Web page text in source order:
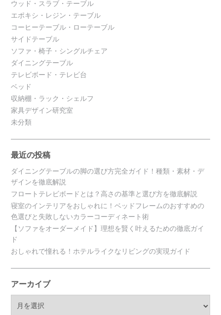
ウッド・スラブ・テーブル
エポキシ・レジン・テーブル
コーヒーテーブル・ローテーブル
サイドテーブル
ソファ・椅子・シングルチェア
ダイニングテーブル
テレビボード・テレビ台
ベッド
収納棚・ラック・シェルフ
家具デザイン研究室
未分類
最近の投稿
ダイニングテーブルの脚の選び方完全ガイド！種類・素材・デ
ザインを徹底解説
フロートテレビボードとは？高さの基準と選び方を徹底解説
寝室のインテリアをおしゃれに！ベッドフレームのおすすめの
色選びと失敗しないカラーコーディネート術
【ソファをオーダーメイド】理想を賢く叶えるための徹底ガイ
ド
おしゃれで憧れる！ホテルライクなリビングの実現ガイド
アーカイブ